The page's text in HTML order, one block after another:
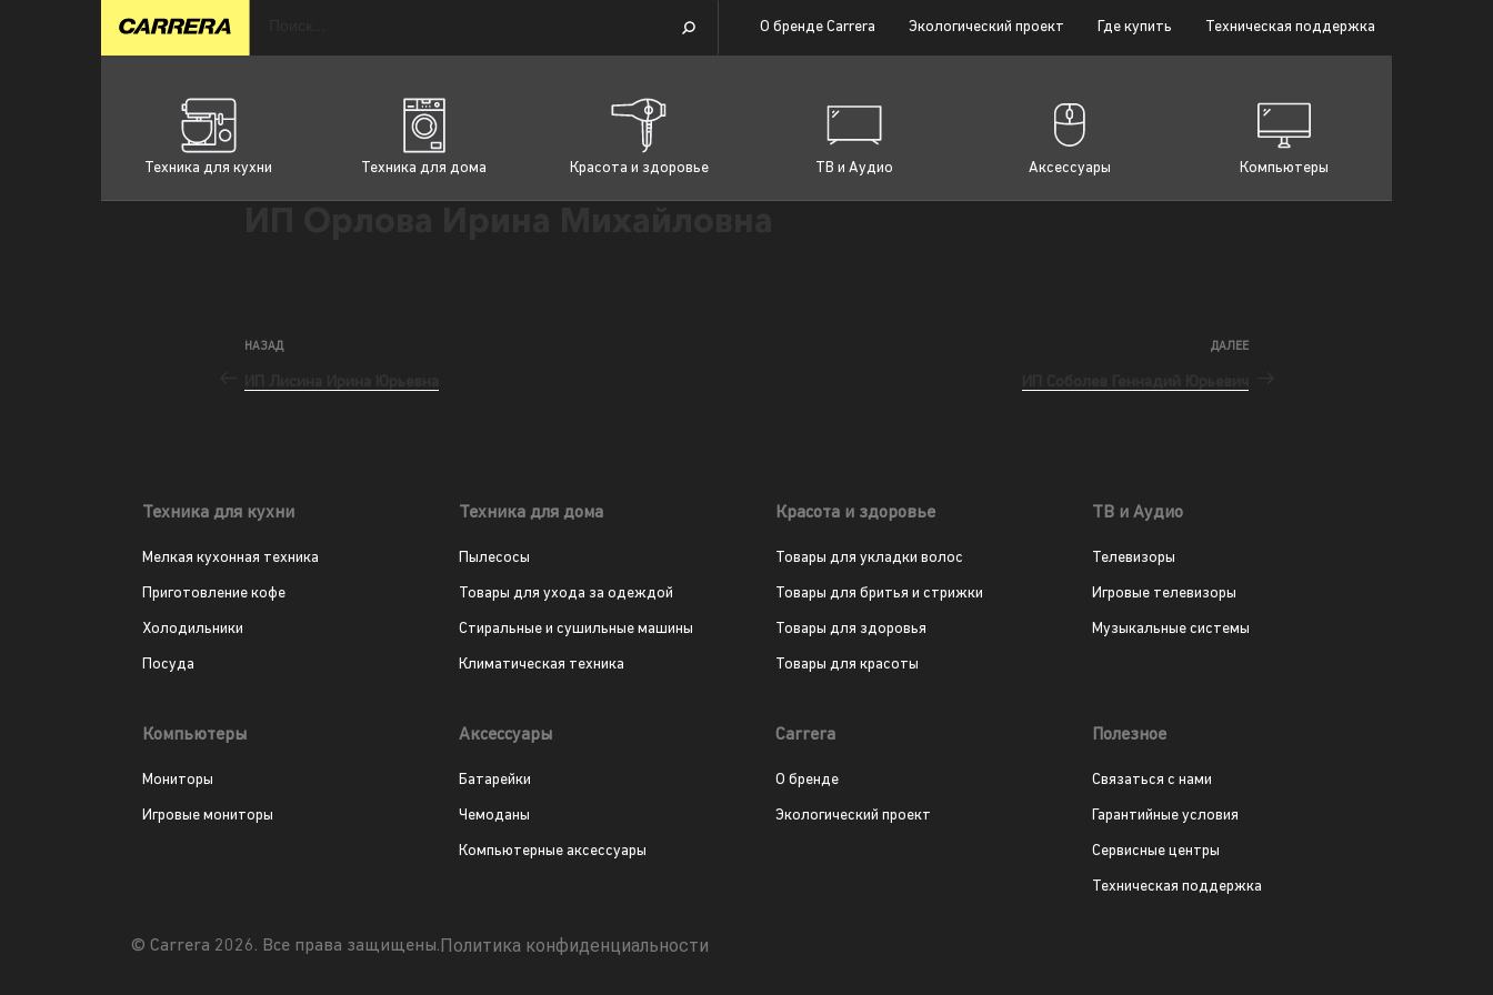
О бренде Carrera Экологический проект Где купить Техническая поддержка
Техника для кухни Техника для дома Красота и здоровье ТВ и Аудио Аксессуары Компьютеры
НАЗАД ДАЛЕЕ
Техника для кухни
Мелкая кухонная техника
Приготовление кофе
Холодильники
Посуда
Техника для дома
Пылесосы
Товары для ухода за одеждой
Стиральные и сушильные машины
Климатическая техника
Красота и здоровье
Товары для укладки волос
Товары для бритья и стрижки
Товары для здоровья
Товары для красоты
ТВ и Аудио
Телевизоры
Игровые телевизоры
Музыкальные системы
Компьютеры
Мониторы
Игровые мониторы
Аксессуары
Батарейки
Чемоданы
Компьютерные аксессуары
Carrera
О бренде
Экологический проект
Полезное
Связаться с нами
Гарантийные условия
Сервисные центры
Техническая поддержка
© Carrera 2026. Все права защищены.Политика конфиденциальности